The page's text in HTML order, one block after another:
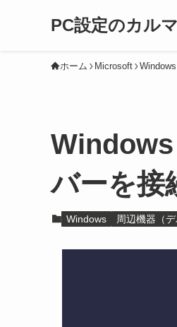
PC設定のカルマ
ホーム Microsoft Windows
バーを接
Windows 周辺機器（デ